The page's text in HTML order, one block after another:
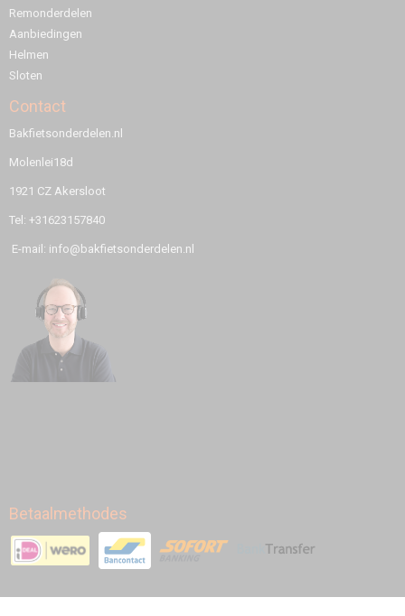
Remonderdelen
Aanbiedingen
Helmen
Sloten
Contact
Bakfietsonderdelen.nl
Molenlei18d
1921 CZ Akersloot
Tel: +31623157840
E-mail: info@bakfietsonderdelen.nl
Betaalmethodes